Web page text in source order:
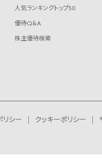
人気ランキングトップ50
優待Q&A
株主優待検索
リシー クッキーポリシー